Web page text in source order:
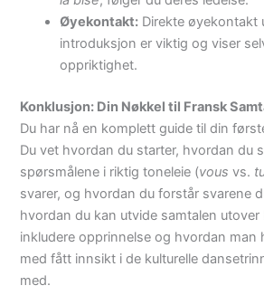
Øyekontakt: Direkte øyekontakt
introduksjon er viktig og viser
oppriktighet.
Konklusjon: Din Nøkkel til Fransk
Du har nå en komplett guide til din
Du vet hvordan du starter, hvordan du
spørsmålene i riktig toneleie (vous vs.
svarer, og hvordan du forstår svarene
hvordan du kan utvide samtalen utover
inkludere opprinnelse og hvordan man
med fått innsikt i de kulturelle
med.